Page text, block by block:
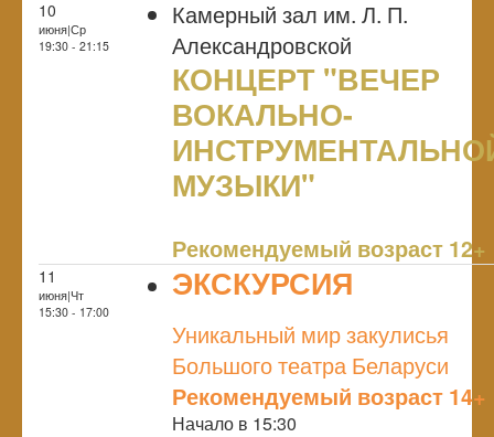
10
июня|Ср
19:30 - 21:15
Камерный зал им. Л. П.
Александровской
КОНЦЕРТ "ВЕЧЕР
ВОКАЛЬНО-
МУЗЫКИ"
Рекомендуемый возраст 12+
11
июня|Чт
15:30 - 17:00
ЭКСКУРСИЯ
Уникальный мир закулисья
Большого театра Беларуси
Рекомендуемый возраст 14+
Начало в 15:30